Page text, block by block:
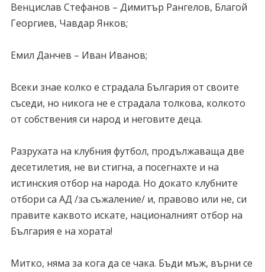
Венцислав Стефанов – Димитър Рангелов, Благой
Георгиев, Чавдар Янков;
Емил Данчев – Иван Иванов;
Всеки знае колко е страдала България от своите
съседи, но никога не е страдала толкова, колкото
от собствения си народ и неговите деца.
Разрухата на клубния футбол, продължаваща две
десетилетия, не ви стигна, а посегнахте и на
истинския отбор на народа. Но докато клубните
отбори са АД /за съжаление/ и, правово или не, си
правите каквото искате, националният отбор на
България е на хората!
Митко, няма за кога да се чака. Бъди мъж, върни се